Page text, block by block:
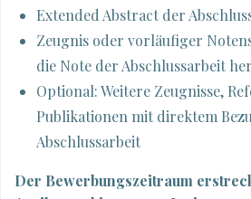
Extended Abstract der
Zeugnis oder vorläufiger
die Note der Abschlussarbeit
Optional: Weitere Zeugnisse,
Publikationen mit direktem
Abschlussarbeit
Der Bewerbungszeitraum